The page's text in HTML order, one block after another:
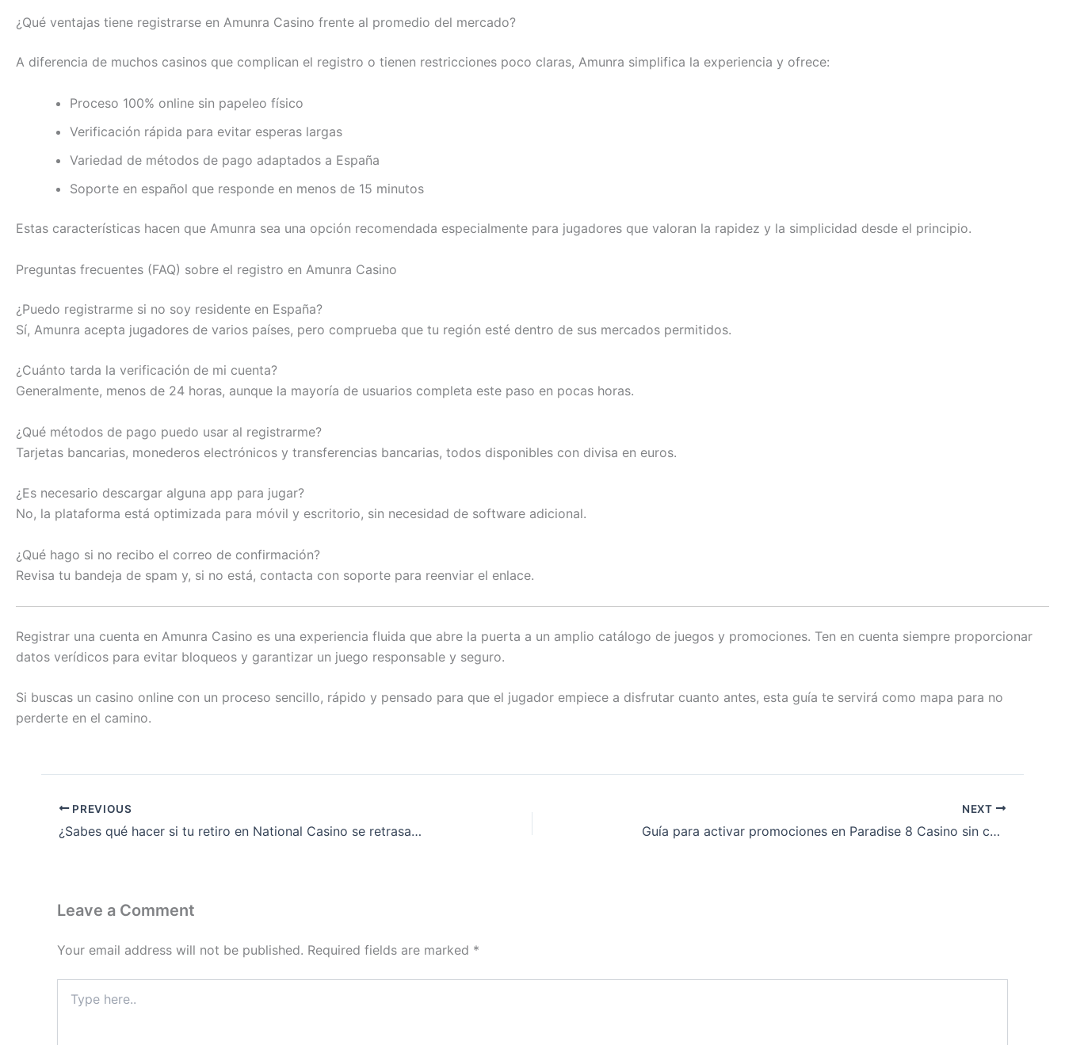
¿Qué ventajas tiene registrarse en Amunra Casino frente al promedio del mercado?
A diferencia de muchos casinos que complican el registro o tienen restricciones poco claras, Amunra simplifica la experiencia y ofrece:
Proceso 100% online sin papeleo físico
Verificación rápida para evitar esperas largas
Variedad de métodos de pago adaptados a España
Soporte en español que responde en menos de 15 minutos
Estas características hacen que Amunra sea una opción recomendada especialmente para jugadores que valoran la rapidez y la simplicidad desde el principio.
Preguntas frecuentes (FAQ) sobre el registro en Amunra Casino
¿Puedo registrarme si no soy residente en España?
Sí, Amunra acepta jugadores de varios países, pero comprueba que tu región esté dentro de sus mercados permitidos.
¿Cuánto tarda la verificación de mi cuenta?
Generalmente, menos de 24 horas, aunque la mayoría de usuarios completa este paso en pocas horas.
¿Qué métodos de pago puedo usar al registrarme?
Tarjetas bancarias, monederos electrónicos y transferencias bancarias, todos disponibles con divisa en euros.
¿Es necesario descargar alguna app para jugar?
No, la plataforma está optimizada para móvil y escritorio, sin necesidad de software adicional.
¿Qué hago si no recibo el correo de confirmación?
Revisa tu bandeja de spam y, si no está, contacta con soporte para reenviar el enlace.
Registrar una cuenta en Amunra Casino es una experiencia fluida que abre la puerta a un amplio catálogo de juegos y promociones. Ten en cuenta siempre proporcionar
datos verídicos para evitar bloqueos y garantizar un juego responsable y seguro.
Si buscas un casino online con un proceso sencillo, rápido y pensado para que el jugador empiece a disfrutar cuanto antes, esta guía te servirá como mapa para no
perderte en el camino.
PREVIOUS
¿Sabes qué hacer si tu retiro en National Casino se retrasa más de lo esperado?
NEXT
Guía para activar promociones en Paradise 8 Casino sin complicaciones
Leave a Comment
Your email address will not be published. Required fields are marked *
here..